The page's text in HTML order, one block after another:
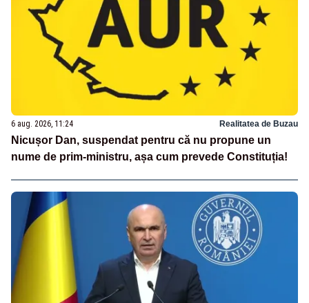
6 aug. 2026, 11:24 Realitatea de Buzau
Nicușor Dan, suspendat pentru că nu propune un
nume de prim-ministru, așa cum prevede Constituția!